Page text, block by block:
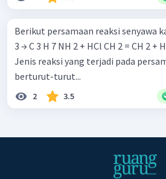
Berikut persamaan reaksi senyawa karbon: C 3 H
3 → C 3 H 7 NH 2 + HCl CH 2 = CH 2 + H 2 O CH 3 – CH 2 OH
Jenis reaksi yang terjadi pada
berturut-turut...
2 3.5